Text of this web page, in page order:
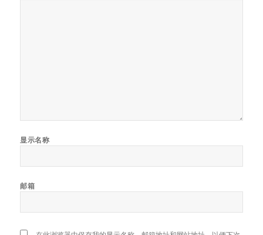
显示名称
邮箱